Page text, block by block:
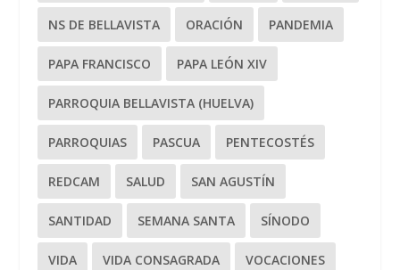
NS DE BELLAVISTA ORACIÓN PANDEMIA
PAPA FRANCISCO PAPA LEÓN XIV
PARROQUIA BELLAVISTA (HUELVA)
PARROQUIAS PASCUA PENTECOSTÉS
REDCAM SALUD SAN AGUSTÍN
SANTIDAD SEMANA SANTA SÍNODO
VIDA VIDA CONSAGRADA VOCACIONES